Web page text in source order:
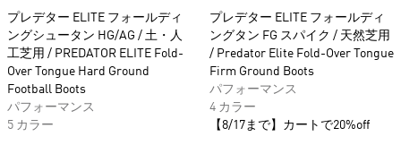
プレデター ELITE フォールディ
ングシュータン HG/AG / 土・人
工芝用 / PREDATOR ELITE Fold-
Over Tongue Hard Ground
Football Boots
パフォーマンス
5 カラー
プレデター ELITE フォールディ
ングタン FG スパイク / 天然芝用
/ Predator Elite Fold-Over Tongue
Firm Ground Boots
パフォーマンス
4 カラー
【8/17まで】カートで20%off